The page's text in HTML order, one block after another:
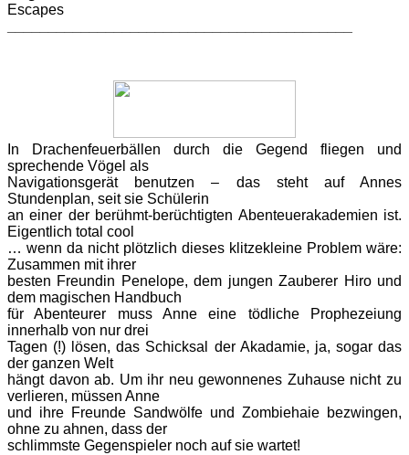
Escapes
In
Drachenfeuerbällen durch die Gegend fliegen und
sprechende Vögel als
Navigationsgerät benutzen – das steht auf Annes
Stundenplan, seit sie Schülerin
an einer der berühmt-berüchtigten Abenteuerakademien ist.
Eigentlich total cool
… wenn da nicht plötzlich dieses klitzekleine Problem wäre:
Zusammen mit ihrer
besten Freundin Penelope, dem jungen Zauberer Hiro und
dem magischen Handbuch
für Abenteurer muss Anne eine tödliche Prophezeiung
innerhalb von nur drei
Tagen (!) lösen, das Schicksal der Akadamie, ja, sogar das
der ganzen Welt
hängt davon ab. Um ihr neu gewonnenes Zuhause nicht zu
verlieren, müssen Anne
und ihre Freunde Sandwölfe und Zombiehaie bezwingen,
ohne zu ahnen, dass der
schlimmste Gegenspieler noch auf sie wartet!